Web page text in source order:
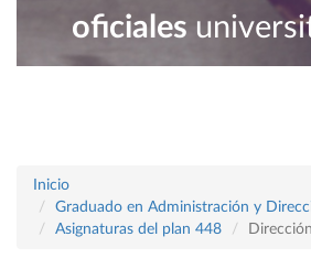
oficiales
Inicio
Graduado en Administración y
Asignaturas del plan 448